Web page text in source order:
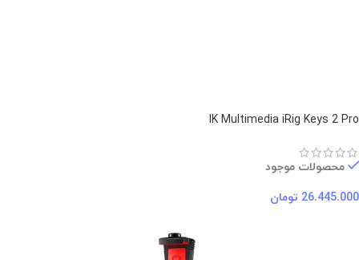
IK Multimedia iRig Keys 2 Pro
محصولات موجود
26.445.000 تومان